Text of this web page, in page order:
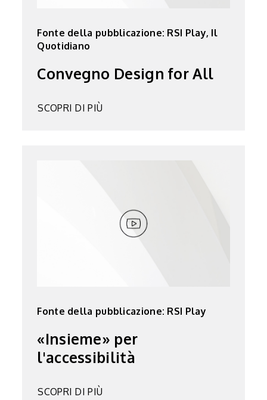
Fonte della pubblicazione: RSI Play, Il
Quotidiano
Convegno Design for All
SCOPRI DI PIÙ
Fonte della pubblicazione: RSI Play
«Insieme» per
l'accessibilità
SCOPRI DI PIÙ